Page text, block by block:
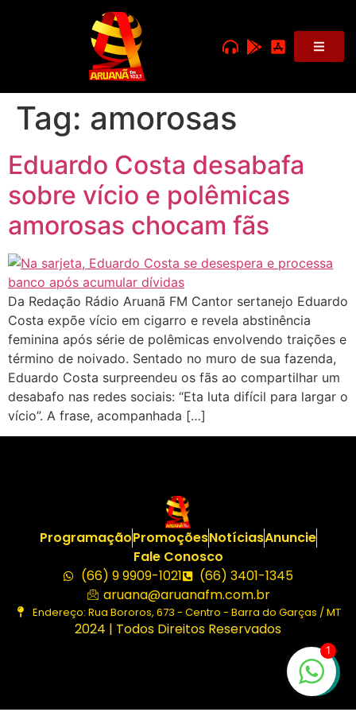
Tag: amorosas
Eduardo Costa desabafa
sobre vício e polêmicas
amorosas chocam fãs
Da Redação Rádio Aruanã FM Cantor sertanejo Eduardo
Costa expõe vício em cigarro e revela abstinência
feminina após série de polêmicas envolvendo traições e
término de noivado. Sentado no muro de sua fazenda,
Eduardo Costa surpreendeu os fãs ao compartilhar um
desabafo nas redes sociais: “Eta luta difícil para largar o
vício”. A frase, acompanhada […]
ProgramaçãoPromoçõesNotíciasAnuncie
Fale Conosco
(66) 9 9909-1021
(66) 3401-1345
aruana@aruanafm.com.br
Endereço: Rua Bororos, 673 - Centro - Barra do Garças / MT
2024 | Todos Direitos Reservados
1